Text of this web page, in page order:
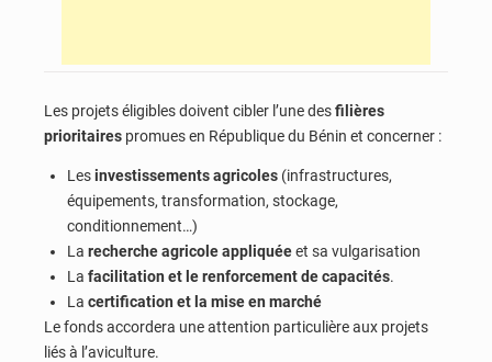
Les projets éligibles doivent cibler l’une desfilières
prioritaires promues en République du Bénin et concerner :
Lesinvestissements agricoles (infrastructures,
équipements, transformation, stockage,
conditionnement…)
La recherche agricole appliquéeet sa vulgarisation
La facilitation et le renforcement de capacités.
La certification et la mise en marché
Le fonds accordera une attention particulière aux projets
liés à l’aviculture.